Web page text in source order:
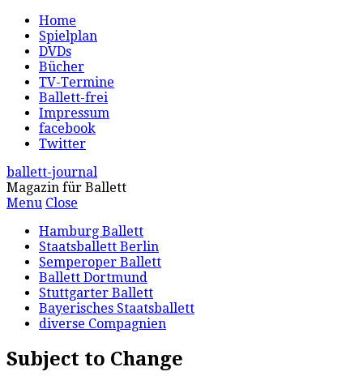
Home
Spielplan
DVDs
Bücher
TV-Termine
Ballett-frei
Impressum
facebook
Twitter
ballett-journal
Magazin für Ballett
Menu Close
Hamburg Ballett
Staatsballett Berlin
Semperoper Ballett
Ballett Dortmund
Stuttgarter Ballett
Bayerisches Staatsballett
diverse Compagnien
Subject to Change